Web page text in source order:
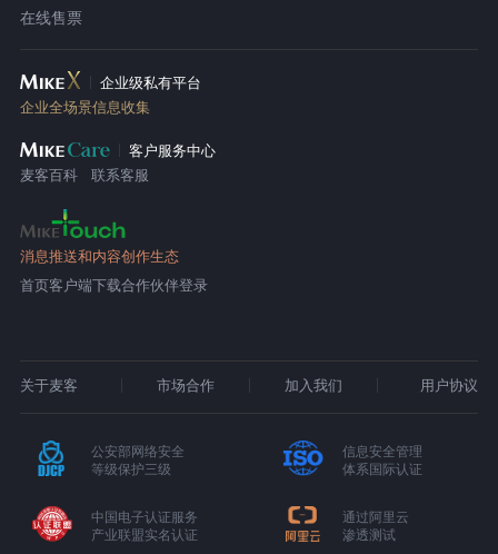
在线售票
企业级私有平台
企业全场景信息收集
客户服务中心
麦客百科
联系客服
消息推送和内容创作生态
首页客户端下载合作伙伴登录
关于麦客 市场合作 加入我们 用户协议
公安部网络安全
等级保护三级
信息安全管理
体系国际认证
中国电子认证服务
产业联盟实名认证
通过阿里云
渗透测试